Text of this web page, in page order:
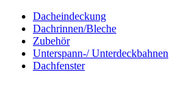
Dacheindeckung
Dachrinnen/Bleche
Zubehör
Unterspann-/ Unterdeckbahnen
Dachfenster